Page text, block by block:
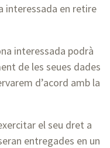
interessada en retire
interessada podrà
de les seues dades
d’acord amb la
el seu dret a
entregades en un